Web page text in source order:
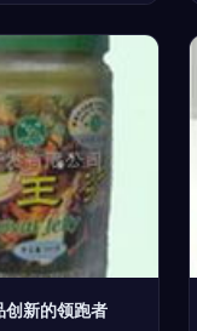
创新的领跑者